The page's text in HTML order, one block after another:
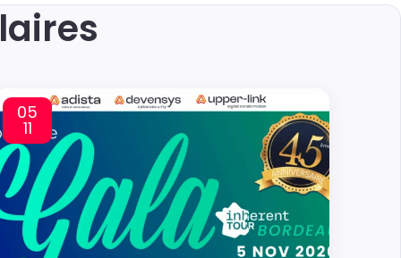
05
11